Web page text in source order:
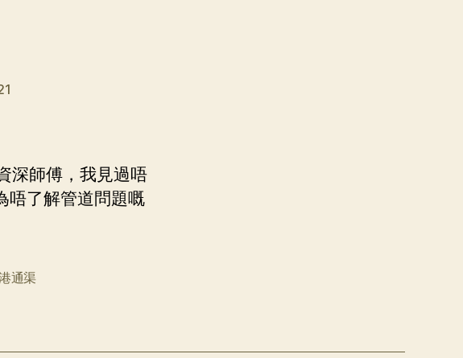
深師傅，我見過唔
唔了解管道問題嘅
通渠